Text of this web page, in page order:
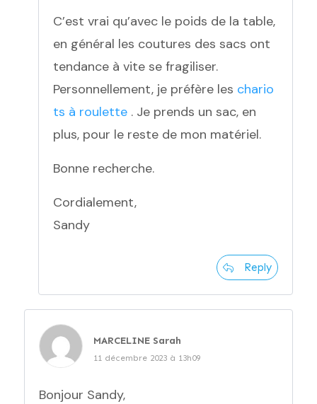
C’est vrai qu’avec le poids de la table,
en général les coutures des sacs ont
tendance à vite se fragiliser.
Personnellement, je préfère les chario
ts à roulette . Je prends un sac, en
plus, pour le reste de mon matériel.
Bonne recherche.
Cordialement,
Sandy
Reply
MARCELINE Sarah
11 décembre 2023 à 13h09
Bonjour Sandy,